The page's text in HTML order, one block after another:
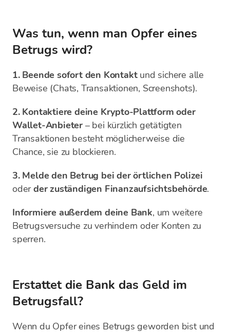
Was tun, wenn man Opfer eines
Betrugs wird?
1. Beende sofort den Kontaktund sichere alle
Beweise (Chats, Transaktionen, Screenshots).
2. Kontaktiere deine Krypto-Plattform oder
Wallet-Anbieter – bei kürzlich getätigten
Transaktionen besteht möglicherweise die
Chance, sie zu blockieren.
3. Melde den Betrug bei der örtlichen Polizei
oderder zuständigen Finanzaufsichtsbehörde.
Informiere außerdem deine Bank, um weitere
Betrugsversuche zu verhindern oder Konten zu
sperren.
Erstattet die Bank das Geld im
Betrugsfall?
Wenn du Opfer eines Betrugs geworden bist und